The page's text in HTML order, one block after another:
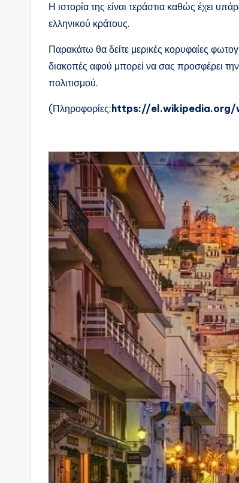
Η ιστορία της είναι τεράστια καθώς έχει
ελληνικού κράτους.
Παρακάτω θα δείτε μερικές κορυφαίες
διακοπές αφού μπορεί να σας προσφέρει
πολιτισμού.
(Πληροφορίες: https://el.wikipedia.org/